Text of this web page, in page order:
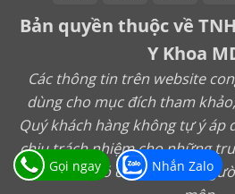
Delivery
Bản quyền thuộc về
Y Khoa
Các thông tin trên website
dùng cho mục đích tham
Quý khách hàng không tự ý áp
chịu trách nhiệm cho những
mà không có chỉ định của
Gọi ngay Nhắn Zalo